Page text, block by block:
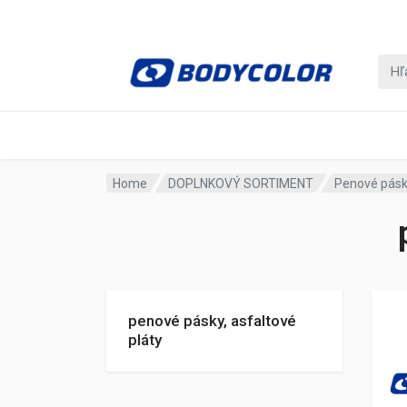
Home DOPLNKOVÝ SORTIMENT Penové
penové pásky, asfaltové
pláty